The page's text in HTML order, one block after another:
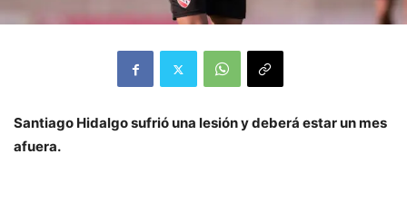
Santiago Hidalgo sufrió una lesión y deberá estar un mes
afuera.